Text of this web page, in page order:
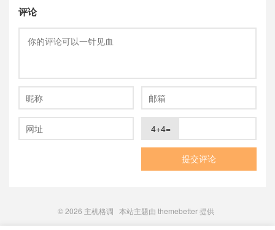
评论
4+4=
© 2026 主机格调 本站主题由 themebetter提供